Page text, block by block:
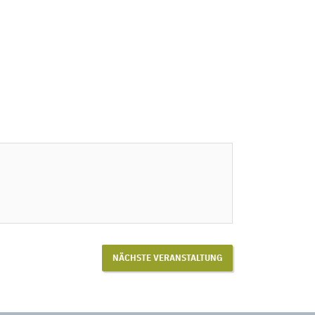
NÄCHSTE VERANSTALTUNG